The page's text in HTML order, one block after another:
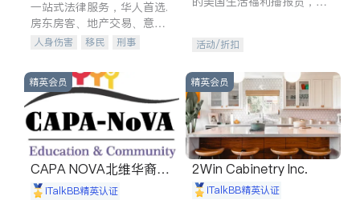
一站式法律服务，华人首选.
房东房客、地产交易、意外
伤害、车祸重伤、商业诉
建筑合同、刑事案件全包办
人身伤害 移民
刑事
信托/遗嘱
商业
索赔
律师-其它 保释
专属福利。
活动/折扣
精英会员
CAPA NOVA北维华裔家
长会iTalkBB精英认证
精英会员
2Win Cabinetry Inc.
iTalkBB精英认证